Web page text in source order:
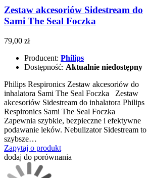
Zestaw akcesoriów Sidestream do
Sami The Seal Foczka
79,00 zł
Producent: Philips
Dostępność: Aktualnie niedostępny
Philips Respironics Zestaw akcesoriów do
inhalatora Sami The Seal Foczka Zestaw
akcesoriów Sidestream do inhalatora Philips
Respironics Sami The Seal Foczka
Zapewnia szybkie, bezpieczne i efektywne
podawanie leków. Nebulizator Sidestream to
szybsze…
Zapytaj o produkt
dodaj do porównania